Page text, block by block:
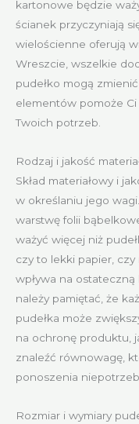
kartonowe będzie
ścianek przyczyniają
wielościenne oferują
Wreszcie, wszelkie
pudełko mogą
elementów pomoże
Twoich potrzeb.
Rodzaj i jakość
Skład materiałowy i
w określaniu jego
warstwę folii
ważyć więcej niż
czy to lekki papier,
wpływa na ostateczną
należy pamiętać, że
pudełka może
na ochronę produktu,
znaleźć równowagę,
ponoszenia
Rozmiar i wymiary